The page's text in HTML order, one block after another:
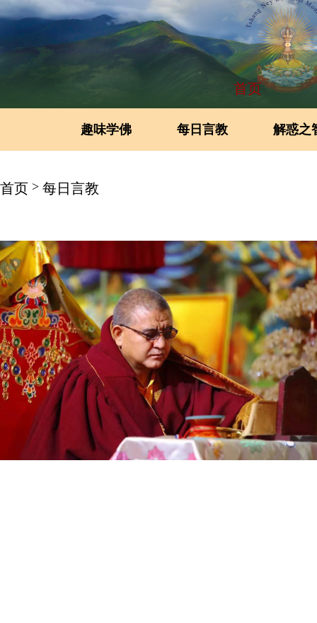
首页
趣味学佛 每日言教 解惑之
首页 > 每日言教